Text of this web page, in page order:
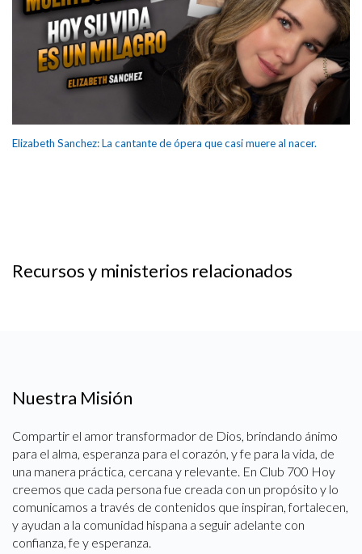
Elizabeth Sanchez: La cantante de ópera que casi muere al nacer.
Recursos y ministerios relacionados
Nuestra Misión
Compartir el amor transformador de Dios, brindando ánimo
para el alma, esperanza para el corazón, y fe para la vida, de
una manera práctica, cercana y relevante. En Club 700 Hoy
creemos que cada persona fue creada con un propósito y lo
comunicamos a través de contenidos que inspiran, fortalecen,
y ayudan a la comunidad hispana a seguir adelante con
confianza, fe y esperanza.